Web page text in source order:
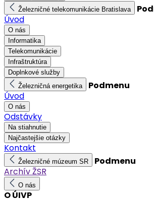
Železničné telekomunikácie Bratislava
Úvod
O nás
Informatika
Telekomunikácie
Infraštruktúra
Doplnkové služby
Železničná energetika
Podmenu
Úvod
O nás
Odstávky
Na stiahnutie
Najčastejšie otázky
Kontakt
Železničné múzeum SR
Podmenu
Archív ŽSR
O nás
O ÚIVP